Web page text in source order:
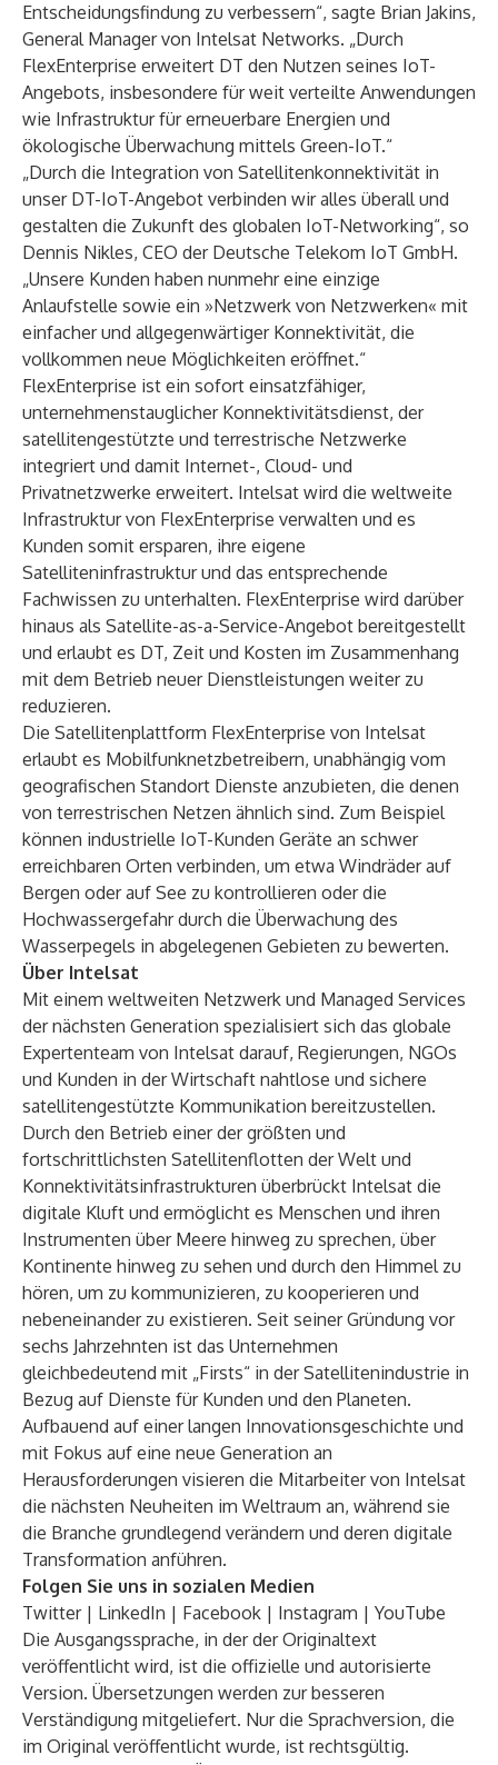
Entscheidungsfindung zu verbessern“, sagte Brian Jakins,
General Manager von Intelsat Networks. „Durch
FlexEnterprise erweitert DT den Nutzen seines IoT-
Angebots, insbesondere für weit verteilte Anwendungen
wie Infrastruktur für erneuerbare Energien und
ökologische Überwachung mittels Green-IoT.“
„Durch die Integration von Satellitenkonnektivität in
unser DT-IoT-Angebot verbinden wir alles überall und
gestalten die Zukunft des globalen IoT-Networking“, so
Dennis Nikles, CEO der Deutsche Telekom IoT GmbH.
„Unsere Kunden haben nunmehr eine einzige
Anlaufstelle sowie ein »Netzwerk von Netzwerken« mit
einfacher und allgegenwärtiger Konnektivität, die
vollkommen neue Möglichkeiten eröffnet.“
FlexEnterprise ist ein sofort einsatzfähiger,
unternehmenstauglicher Konnektivitätsdienst, der
satellitengestützte und terrestrische Netzwerke
integriert und damit Internet-, Cloud- und
Privatnetzwerke erweitert. Intelsat wird die weltweite
Infrastruktur von FlexEnterprise verwalten und es
Kunden somit ersparen, ihre eigene
Satelliteninfrastruktur und das entsprechende
Fachwissen zu unterhalten. FlexEnterprise wird darüber
hinaus als Satellite-as-a-Service-Angebot bereitgestellt
und erlaubt es DT, Zeit und Kosten im Zusammenhang
mit dem Betrieb neuer Dienstleistungen weiter zu
reduzieren.
Die Satellitenplattform FlexEnterprise von Intelsat
erlaubt es Mobilfunknetzbetreibern, unabhängig vom
geografischen Standort Dienste anzubieten, die denen
von terrestrischen Netzen ähnlich sind. Zum Beispiel
können industrielle IoT-Kunden Geräte an schwer
erreichbaren Orten verbinden, um etwa Windräder auf
Bergen oder auf See zu kontrollieren oder die
Hochwassergefahr durch die Überwachung des
Wasserpegels in abgelegenen Gebieten zu bewerten.
Über Intelsat
Mit einem weltweiten Netzwerk und Managed Services
der nächsten Generation spezialisiert sich das globale
Expertenteam von Intelsat darauf, Regierungen, NGOs
und Kunden in der Wirtschaft nahtlose und sichere
satellitengestützte Kommunikation bereitzustellen.
Durch den Betrieb einer der größten und
fortschrittlichsten Satellitenflotten der Welt und
Konnektivitätsinfrastrukturen überbrückt Intelsat die
digitale Kluft und ermöglicht es Menschen und ihren
Instrumenten über Meere hinweg zu sprechen, über
Kontinente hinweg zu sehen und durch den Himmel zu
hören, um zu kommunizieren, zu kooperieren und
nebeneinander zu existieren. Seit seiner Gründung vor
sechs Jahrzehnten ist das Unternehmen
gleichbedeutend mit „Firsts“ in der Satellitenindustrie in
Bezug auf Dienste für Kunden und den Planeten.
Aufbauend auf einer langen Innovationsgeschichte und
mit Fokus auf eine neue Generation an
Herausforderungen visieren die Mitarbeiter von Intelsat
die nächsten Neuheiten im Weltraum an, während sie
die Branche grundlegend verändern und deren digitale
Transformation anführen.
Folgen Sie uns in sozialen Medien
Twitter| LinkedIn | Facebook | Instagram | YouTube
Die Ausgangssprache, in der der Originaltext
veröffentlicht wird, ist die offizielle und autorisierte
Version. Übersetzungen werden zur besseren
Verständigung mitgeliefert. Nur die Sprachversion, die
im Original veröffentlicht wurde, ist rechtsgültig.